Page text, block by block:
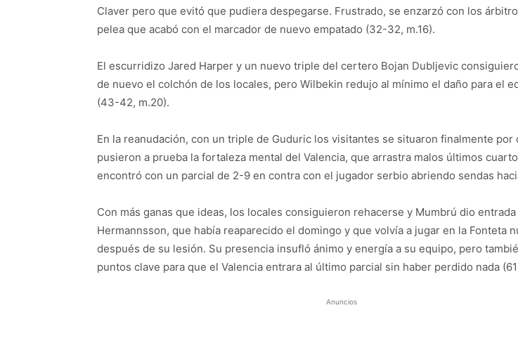
Claver pero que evitó que pudiera despegarse. Frustrado, se enzarzó con los
pelea que acabó con el marcador de nuevo empatado (32-32, m.16).
El escurridizo Jared Harper y un nuevo triple del certero Bojan Dubljevic
de nuevo el colchón de los locales, pero Wilbekin redujo al mínimo el daño para el
(43-42, m.20).
En la reanudación, con un triple de Guduric los visitantes se situaron finalmente por
pusieron a prueba la fortaleza mental del Valencia, que arrastra malos últimos
encontró con un parcial de 2-9 en contra con el jugador serbio abriendo sendas
Con más ganas que ideas, los locales consiguieron rehacerse y Mumbrú dio entrada
Hermannsson, que había reaparecido el domingo y que volvía a jugar en la Fonteta
después de su lesión. Su presencia insufló ánimo y energía a su equipo, pero
puntos clave para que el Valencia entrara al último parcial sin haber perdido nada
Anuncios